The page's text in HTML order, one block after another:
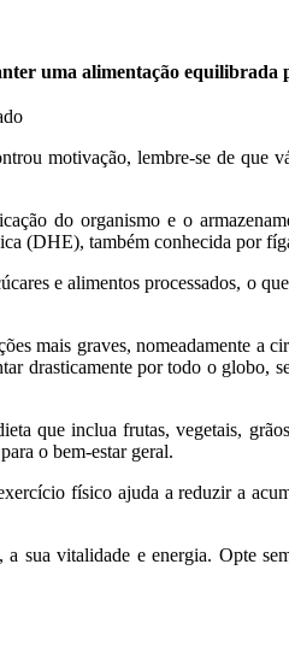
uma alimentação equilibrada
motivação, lembre-se de que
do organismo e o
(DHE), também conhecida por
e alimentos processados, o
mais graves, nomeadamente a
drasticamente por todo o globo,
que inclua frutas, vegetais,
o bem-estar geral.
físico ajuda a reduzir a
sua vitalidade e energia. Opte